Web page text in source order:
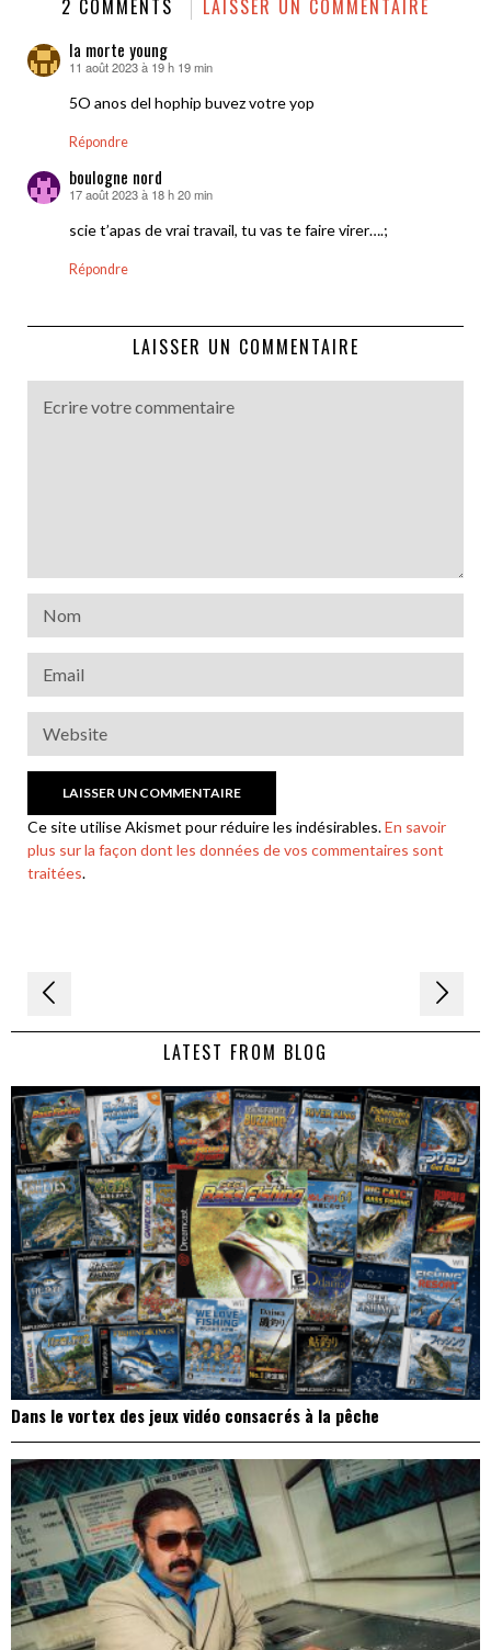
2 COMMENTS LAISSER UN COMMENTAIRE
la morte young
dit :
11 août 2023 à 19 h 19 min
5O anos del hophip buvez votre yop
Répondre
boulogne nord
dit :
17 août 2023 à 18 h 20 min
scie t’apas de vrai travail, tu vas te faire virer….;
Répondre
LAISSER UN COMMENTAIRE
Ce site utilise Akismet pour réduire les indésirables.En savoir
plus sur la façon dont les données de vos commentaires sont
traitées.
Navigation
de LATEST FROM BLOG
Dans le vortex des jeux vidéo consacrés à la pêche